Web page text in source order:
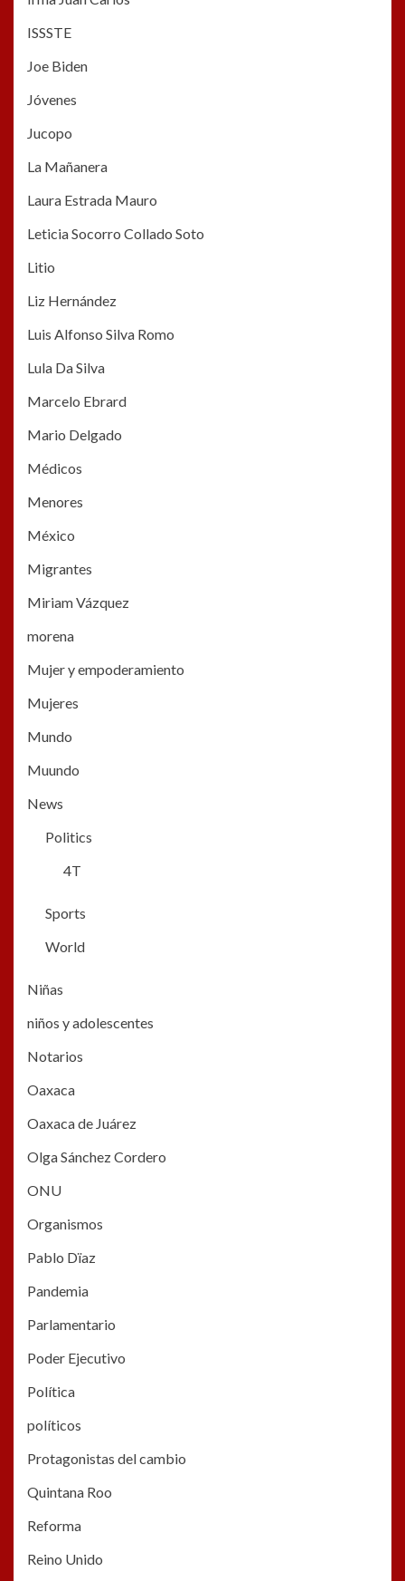
ISSSTE
Joe Biden
Jóvenes
Jucopo
La Mañanera
Laura Estrada Mauro
Leticia Socorro Collado Soto
Litio
Liz Hernández
Luis Alfonso Silva Romo
Lula Da Silva
Marcelo Ebrard
Mario Delgado
Médicos
Menores
México
Migrantes
Miriam Vázquez
morena
Mujer y empoderamiento
Mujeres
Mundo
Muundo
News
Politics
4T
Sports
World
Niñas
niños y adolescentes
Notarios
Oaxaca
Oaxaca de Juárez
Olga Sánchez Cordero
ONU
Organismos
Pablo Dïaz
Pandemia
Parlamentario
Poder Ejecutivo
Política
políticos
Protagonistas del cambio
Quintana Roo
Reforma
Reino Unido